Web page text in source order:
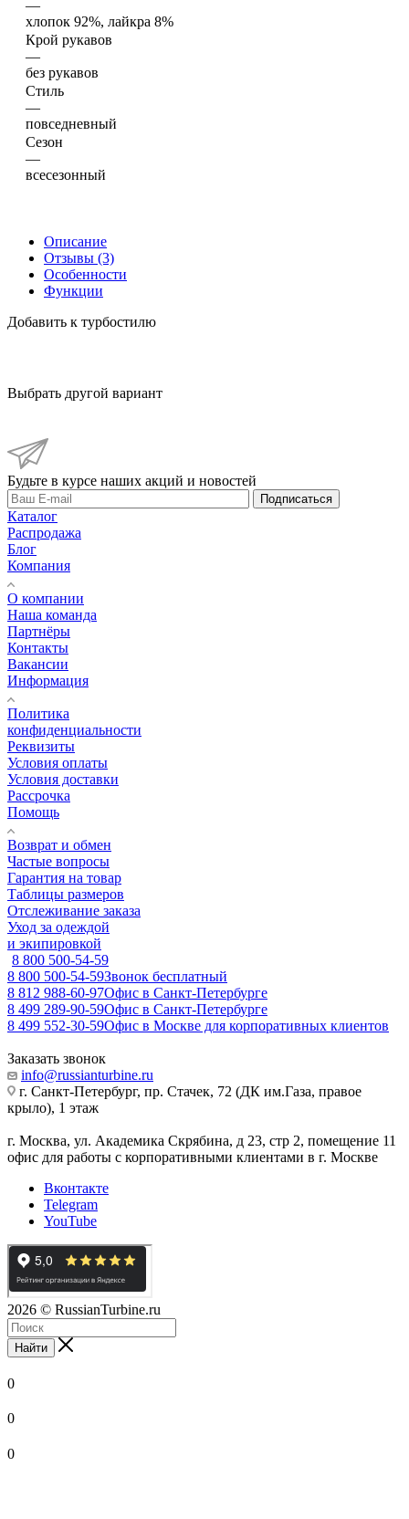
—
хлопок 92%, лайкра 8%
Крой рукавов
—
без рукавов
Стиль
—
повседневный
Сезон
—
всесезонный
Описание
Отзывы (3)
Особенности
Функции
Добавить к турбостилю
Выбрать другой вариант
Будьте в курсе наших акций и новостей
Подписаться
Каталог
Распродажа
Блог
Компания
О компании
Наша команда
Партнёры
Контакты
Вакансии
Информация
Политика
конфиденциальности
Реквизиты
Условия оплаты
Условия доставки
Рассрочка
Помощь
Возврат и обмен
Частые вопросы
Гарантия на товар
Таблицы размеров
Отслеживание заказа
Уход за одеждой
и экипировкой
8 800 500-54-59
8 800 500-54-59Звонок бесплатный
8 812 988-60-97Офис в Санкт-Петербурге
8 499 289-90-59Офис в Санкт-Петербурге
8 499 552-30-59Офис в Москве для корпоративных клиентов
Заказать звонок
info@russianturbine.ru
г. Санкт-Петербург, пр. Стачек, 72 (ДК им.Газа, правое
крыло), 1 этаж
г. Москва, ул. Академика Скрябина, д 23, стр 2, помещение 11
офис для работы с корпоративными клиентами в г. Москве
Вконтакте
Telegram
YouTube
2026 © RussianTurbine.ru
Найти
0
0
0